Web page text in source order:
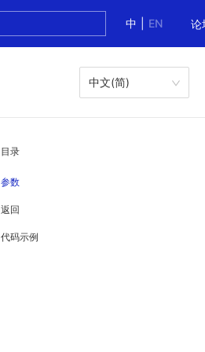
中
EN 论
中文(简)
目录
参数
返回
代码示例